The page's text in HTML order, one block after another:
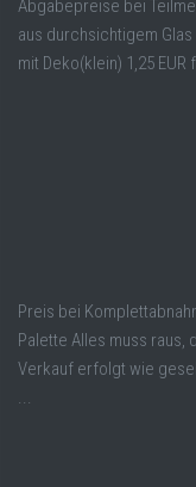
Abgabepreise bei
aus durchsichtigem Glas
mit Deko(klein) 1,25
Preis bei
Palette Alles muss
Verkauf erfolgt wie
...